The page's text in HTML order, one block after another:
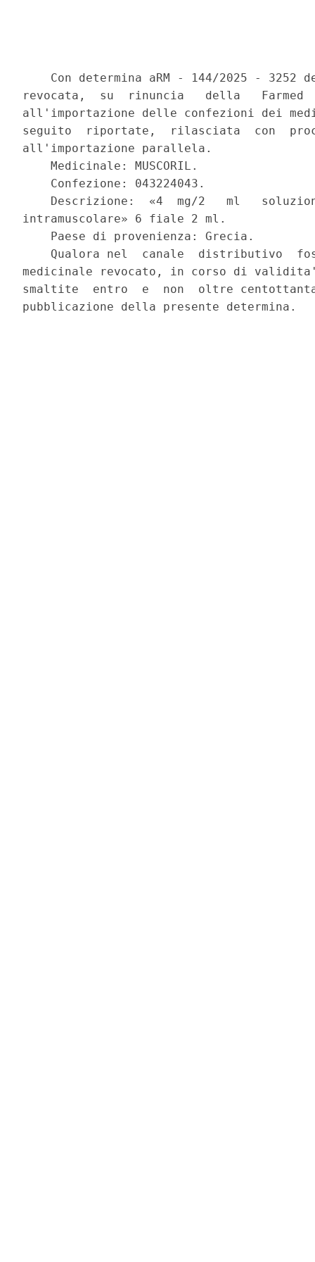
Con determina aRM - 144/2025 - 3252
revocata,  su  rinuncia   della
all'importazione delle confezioni dei
seguito  riportate,  rilasciata  con
all'importazione parallela.
    Medicinale: MUSCORIL.
    Confezione: 043224043.
Descrizione:  «4  mg/2   ml
intramuscolare» 6 fiale 2 ml.
    Paese di provenienza: Grecia.
Qualora nel  canale  distributivo
medicinale revocato, in corso di
smaltite  entro  e  non  oltre